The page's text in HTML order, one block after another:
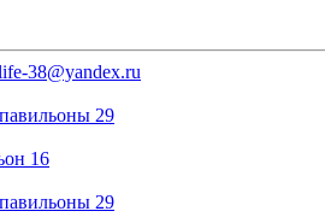
38@yandex.ru
29
16
29